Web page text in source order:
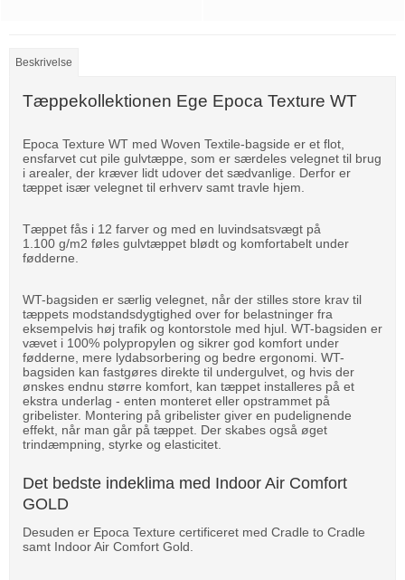
Beskrivelse
Tæppekollektionen Ege Epoca Texture WT
Epoca Texture WT med Woven Textile-bagside er et flot,
ensfarvet cut pile gulvtæppe, som er særdeles velegnet til brug
i arealer, der kræver lidt udover det sædvanlige. Derfor er
tæppet især velegnet til erhverv samt travle hjem.
Tæppet fås i 12 farver og med en luvindsatsvægt på
1.100 g/m2 føles gulvtæppet blødt og komfortabelt under
fødderne.
WT-bagsiden er særlig velegnet, når der stilles store krav til
tæppets modstandsdygtighed over for belastninger fra
eksempelvis høj trafik og kontorstole med hjul. WT-bagsiden er
vævet i 100% polypropylen og sikrer god komfort under
fødderne, mere lydabsorbering og bedre ergonomi. WT-
bagsiden kan fastgøres direkte til undergulvet, og hvis der
ønskes endnu større komfort, kan tæppet installeres på et
ekstra underlag - enten monteret eller opstrammet på
gribelister. Montering på gribelister giver en pudelignende
effekt, når man går på tæppet. Der skabes også øget
trindæmpning, styrke og elasticitet.
Det bedste indeklima med Indoor Air Comfort
GOLD
Desuden er Epoca Texture certificeret med Cradle to Cradle
samt Indoor Air Comfort Gold.